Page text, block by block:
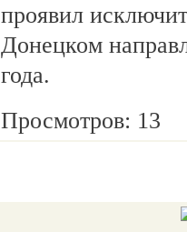
проявил
Донецком
года.
Просмотров: 13